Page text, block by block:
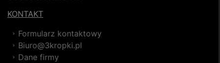
KONTAKT
Formularz kontaktowy
Biuro@3kropki.pl
Dane firmy